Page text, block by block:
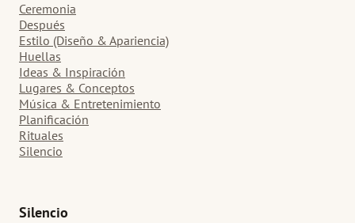
Ceremonia
Después
Estilo (Diseño & Apariencia)
Huellas
Ideas & Inspiración
Lugares & Conceptos
Música & Entretenimiento
Planificación
Rituales
Silencio
Silencio